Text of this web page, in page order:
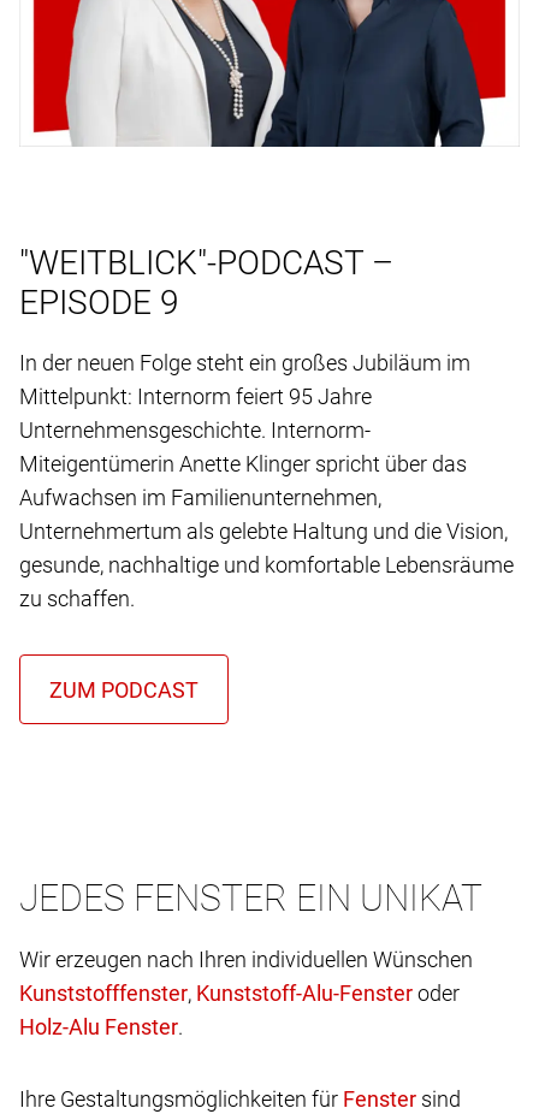
"WEITBLICK"-PODCAST –
EPISODE 9
In der neuen Folge steht ein großes Jubiläum im
Mittelpunkt: Internorm feiert 95 Jahre
Unternehmensgeschichte. Internorm-
Miteigentümerin Anette Klinger spricht über das
Aufwachsen im Familienunternehmen,
Unternehmertum als gelebte Haltung und die Vision,
gesunde, nachhaltige und komfortable Lebensräume
zu schaffen.
JEDES FENSTER EIN UNIKAT
Wir erzeugen nach Ihren individuellen Wünschen
,
oder
.
Ihre Gestaltungsmöglichkeiten für
sind